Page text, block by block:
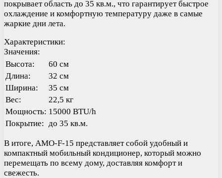
покрывает область до 35 кв.м., что гарантирует быстрое
охлаждение и комфортную температуру даже в самые
жаркие дни лета.
Характеристики:
Значения:
Высота:
60 см
Длина:
32 см
Ширина:
35 см
Вес:
22,5 кг
Мощность: 15000 BTU/h
Покрытие: до 35 кв.м.
В итоге, AMO-F-15 представляет собой удобный и
компактный мобильный кондиционер, который можно
перемещать по всему дому, доставляя комфорт и
свежесть.